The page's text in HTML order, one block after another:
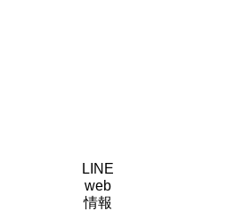
LINE
web
情報